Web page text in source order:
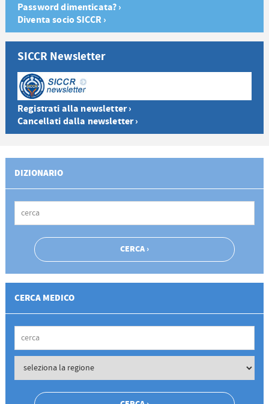
Password dimenticata? ›
Diventa socio SICCR ›
SICCR Newsletter
Registrati alla newsletter ›
Cancellati dalla newsletter ›
DIZIONARIO
CERCA MEDICO